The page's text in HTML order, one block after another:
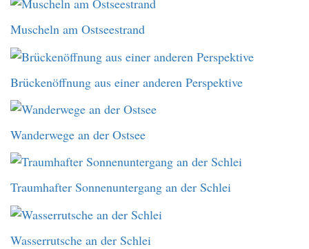
Muscheln am Ostseestrand
Brückenöffnung aus einer anderen Perspektive
Wanderwege an der Ostsee
Traumhafter Sonnenuntergang an der Schlei
Wasserrutsche an der Schlei